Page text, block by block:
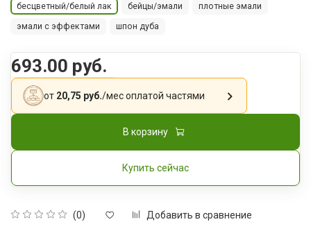
(0) Добавить в сравнение
бесцветный/белый лак бейцы/эмали плотные эмали
эмали с эффектами шпон дуба
693.00 руб.
от 20,75 руб./месоплатой частями
В корзину
Купить сейчас